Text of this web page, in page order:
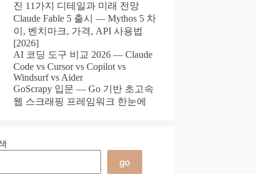
진 11가지 디테일과 미래 전망
Claude Fable 5 출시 — Mythos 5 차
이, 벤치마크, 가격, API 사용법
[2026]
AI 코딩 도구 비교 2026 — Claude
Code vs Cursor vs Copilot vs
Windsurf vs Aider
GoScrapy 입문 — Go 기반 초고속
웹 스크래핑 프레임워크 한눈에
go